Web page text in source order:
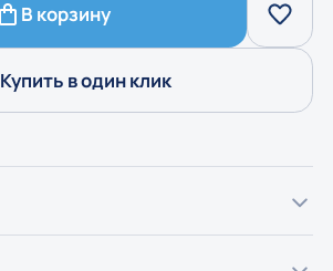
В корзину
Купить в один клик